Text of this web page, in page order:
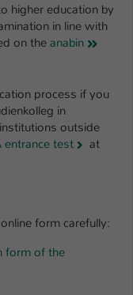
higher education by
in line with
on the anabin
process if you
in
outside
entrance test
at
form carefully:
form of the
eine zufällig
Session-
Session-ID. So